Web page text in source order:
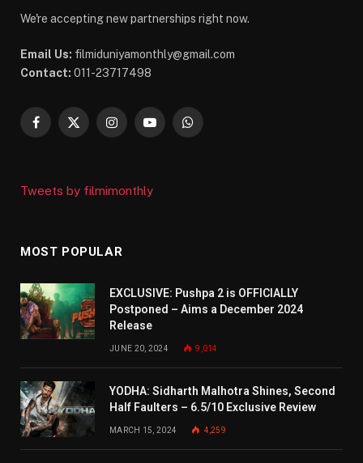
We're accepting new partnerships right now.
Email Us: filmiduniyamonthly@gmail.com
Contact: 011-23717498
Facebook
X
InstagramYouTubeWhatsApp
Tweets by filmimonthly
MOST POPULAR
EXCLUSIVE: Pushpa 2 is OFFICIALLY
Postponed – Aims a December 2024
Release
JUNE 20, 2024 9,014
YODHA: Sidharth Malhotra Shines, Second
Half Faulters – 6.5/10 Exclusive Review
MARCH 15, 2024 4,259